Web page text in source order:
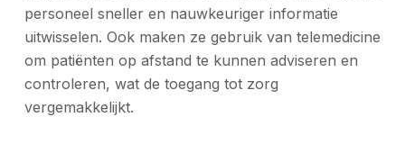
personeel sneller en nauwkeuriger informatie
uitwisselen. Ook maken ze gebruik van telemedicine
om patiënten op afstand te kunnen adviseren en
controleren, wat de toegang tot zorg
vergemakkelijkt.